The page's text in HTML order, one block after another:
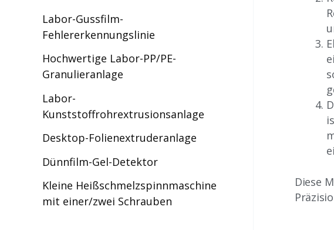
Labor-Gussfilm-
Fehlererkennungslinie
Hochwertige Labor-PP/PE-
Granulieranlage
Labor-
Kunststoffrohrextrusionsanlage
Desktop-Folienextruderanlage
Dünnfilm-Gel-Detektor
Kleine Heißschmelzspinnmaschine
mit einer/zwei Schrauben
Diese